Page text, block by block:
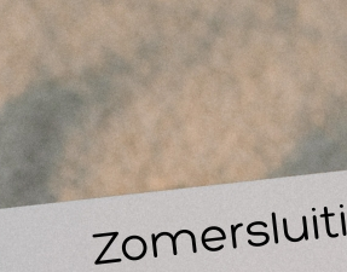
Huismerk Sporttape is een beige,
Deze sporttape heeft een
gekartelde randen is de sporttape
kunststofring eenvoudig afrolbaar.